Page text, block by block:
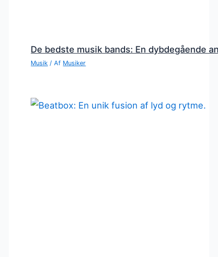
De bedste musik bands: En dybdegående
Musik / Af Musiker